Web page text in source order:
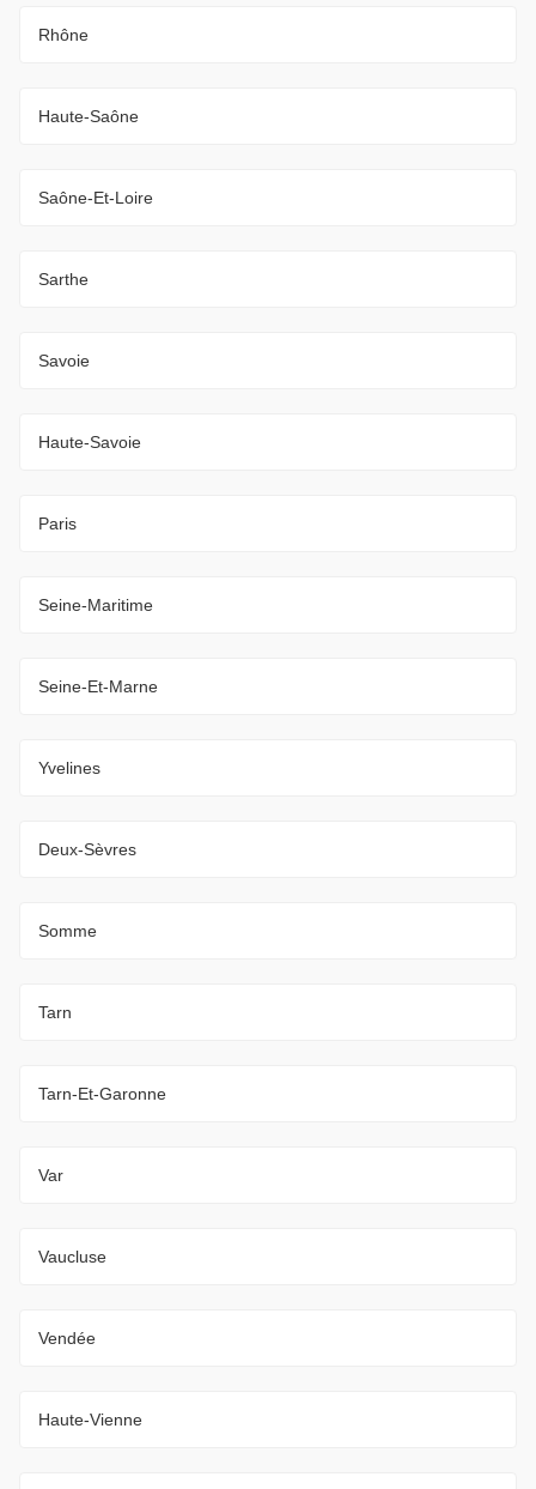
Rhône
Haute-Saône
Saône-Et-Loire
Sarthe
Savoie
Haute-Savoie
Paris
Seine-Maritime
Seine-Et-Marne
Yvelines
Deux-Sèvres
Somme
Tarn
Tarn-Et-Garonne
Var
Vaucluse
Vendée
Haute-Vienne